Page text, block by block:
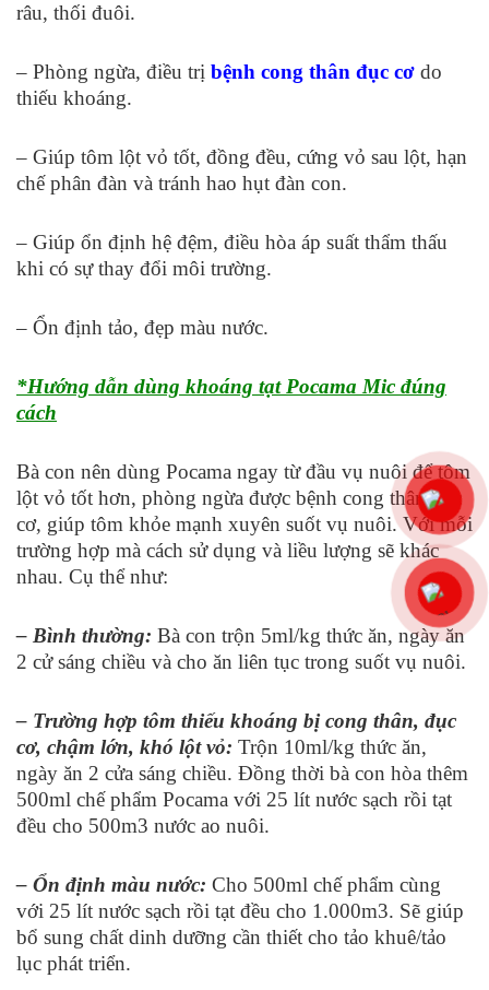
râu, thối đuôi.
– Phòng ngừa, điều trị bệnh cong thân đục cơ do
thiếu khoáng.
– Giúp tôm lột vỏ tốt, đồng đều, cứng vỏ sau lột, hạn
chế phân đàn và tránh hao hụt đàn con.
– Giúp ổn định hệ đệm, điều hòa áp suất thẩm thấu
khi có sự thay đổi môi trường.
– Ổn định tảo, đẹp màu nước.
*Hướng dẫn dùng khoáng tạt Pocama Mic đúng
cách
Bà con nên dùng Pocama ngay từ đầu vụ nuôi để tôm
lột vỏ tốt hơn, phòng ngừa được bệnh cong thân đục
cơ, giúp tôm khỏe mạnh xuyên suốt vụ nuôi. Với mỗi
trường hợp mà cách sử dụng và liều lượng sẽ khác
nhau. Cụ thể như:
– Bình thường: Bà con trộn 5ml/kg thức ăn, ngày ăn
2 cử sáng chiều và cho ăn liên tục trong suốt vụ nuôi.
– Trường hợp tôm thiếu khoáng bị cong thân, đục
cơ, chậm lớn, khó lột vỏ: Trộn 10ml/kg thức ăn,
ngày ăn 2 cửa sáng chiều. Đồng thời bà con hòa thêm
500ml chế phẩm Pocama với 25 lít nước sạch rồi tạt
đều cho 500m3 nước ao nuôi.
– Ổn định màu nước: Cho 500ml chế phẩm cùng
với 25 lít nước sạch rồi tạt đều cho 1.000m3. Sẽ giúp
bổ sung chất dinh dưỡng cần thiết cho tảo khuê/tảo
lục phát triển.